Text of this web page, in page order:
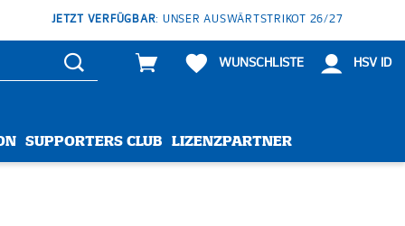
JETZT VERFÜGBAR: UNSER AUSWÄRTSTRIKOT 26/27
WUNSCHLISTE HSV ID
SUPPORTERS CLUB LIZENZPARTNER